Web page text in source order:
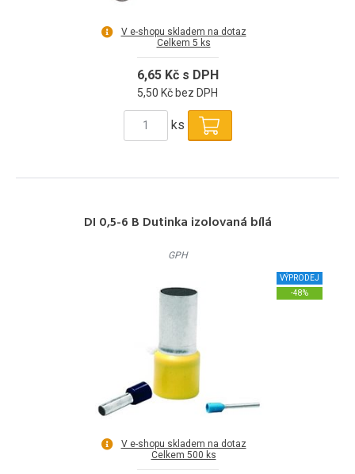
V e-shopu skladem na dotaz
Celkem 5 ks
6,65 Kč s DPH
5,50 Kč bez DPH
ks
DI 0,5-6 B Dutinka izolovaná bílá
GPH
VÝPRODEJ
-48%
V e-shopu skladem na dotaz
Celkem 500 ks